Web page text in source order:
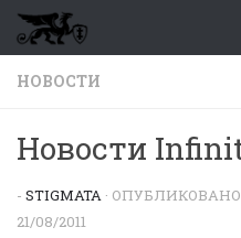
Перейти к
НОВОСТИ
Новости
- STIGMATA · ОПУБЛИКОВАНО
21/08/2011